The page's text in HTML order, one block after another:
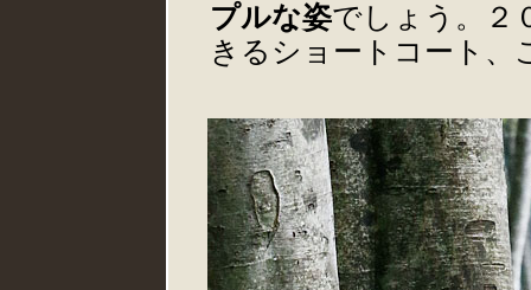
プルな姿でしょう。２
きるショートコート